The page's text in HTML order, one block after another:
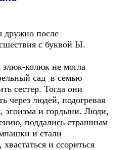
дружно после
с буквой Ы.
злюк-колюк не могла
сад в семью
сестер. Тогда они
через людей, подогревая
эгоизма и гордыни. Люди,
поддались страшным
и стали
и ссориться